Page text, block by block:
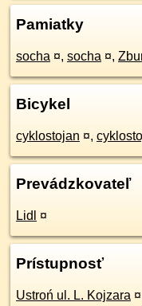
Pamiatky
socha ¤, socha ¤,
Bicykel
cyklostojan ¤,
Prevádzkovateľ
Lidl ¤
Prístupnosť
Ustroń ul. L. Kojzara ¤